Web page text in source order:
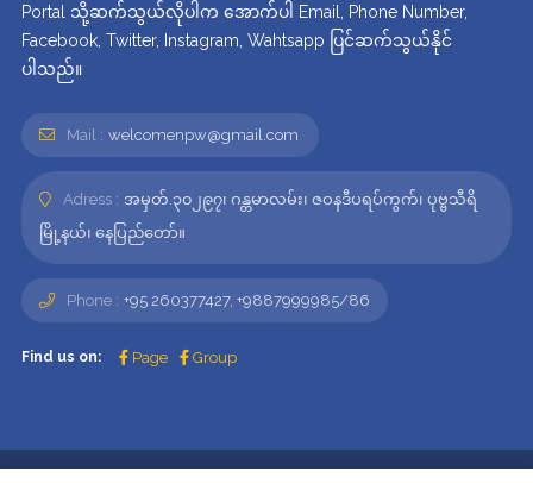
Portal သို့ဆက်သွယ်လိုပါက အောက်ပါ Email, Phone Number,
Facebook, Twitter, Instagram, Wahtsapp ပြင်ဆက်သွယ်နိုင်
ပါသည်။
Mail : welcomenpw@gmail.com
Adress : အမှတ်.၃၀၂၉၇၊ ဂန္တမာလမ်း၊ ဇဝနဒီပရပ်ကွက်၊ ပုဗ္ဗသီရိ
မြို့နယ်၊ နေပြည်တော်။
Phone : +95 260377427, +9887999985/86
Find us on: Page Group